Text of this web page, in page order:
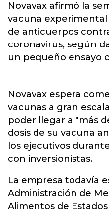
Novavax afirmó la
vacuna
de anticuerpos
coronavirus, según
un pequeño ensayo
Novavax espera
vacunas a gran
poder llegar a "más
dosis de su vacuna
los ejecutivos
con inversionistas.
La empresa todavía
Administración de
Alimentos de